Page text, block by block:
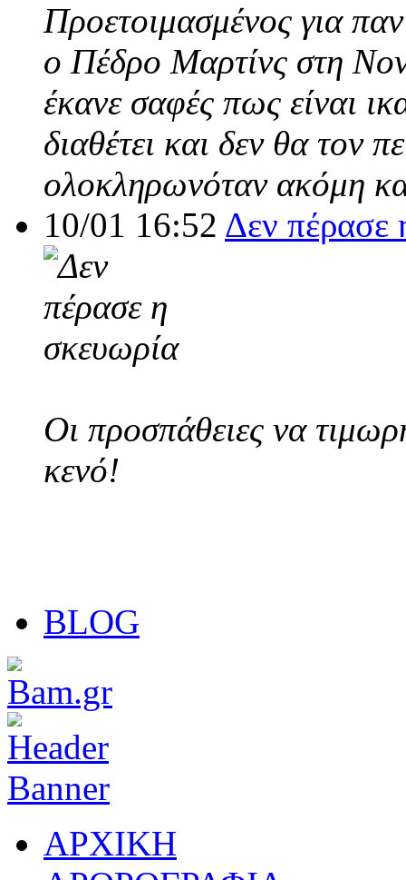
Προετοιμασμένος για
ο Πέδρο Μαρτίνς στη
έκανε σαφές πως είναι
διαθέτει και δεν θα τον
ολοκληρωνόταν ακόμη
10/01 16:52 Δεν πέρασε
Οι προσπάθειες να
κενό!
BLOG
ΑΡΧΙΚΗ